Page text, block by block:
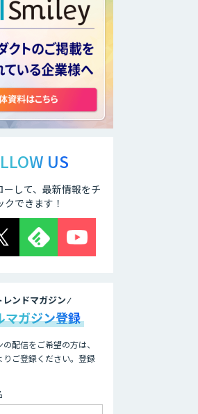
【特許調査特化】
生成AI構築サービ
ス
画像解析・デジタ
ルツイン領域のAI
開発
「ジンベイ AI技術
実装アドバイザリ
ー」サービス
オーダーメイドAI
ローカル
LLM×RAG「Cosnex」
US
ーして、最新情報をチ
クできます！
レンドマガジン
マガジン登録
配信をご希望の方は、
りご登録ください。登録